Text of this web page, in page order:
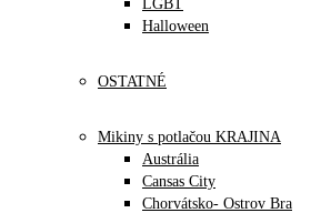
LGBT
Halloween
OSTATNÉ
Mikiny s potlačou KRAJINA
Austrália
Cansas City
Chorvátsko- Ostrov Bra